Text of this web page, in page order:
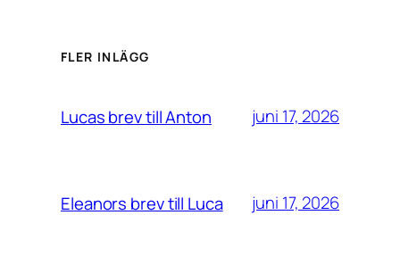
FLER INLÄGG
Lucas brev till Anton juni 17, 2026
Eleanors brev till Luca juni 17, 2026